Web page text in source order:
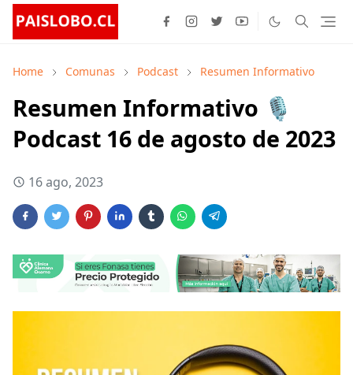
Home Comunas Podcast Resumen Informativo
Resumen Informativo 🎙️
Podcast 16 de agosto de 2023
16 ago, 2023